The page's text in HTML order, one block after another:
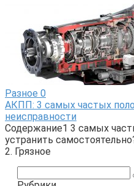
Разное 0
АКПП: 3 самых частых
неисправности
Содержание1 3 самых
устранить
2. Грязное